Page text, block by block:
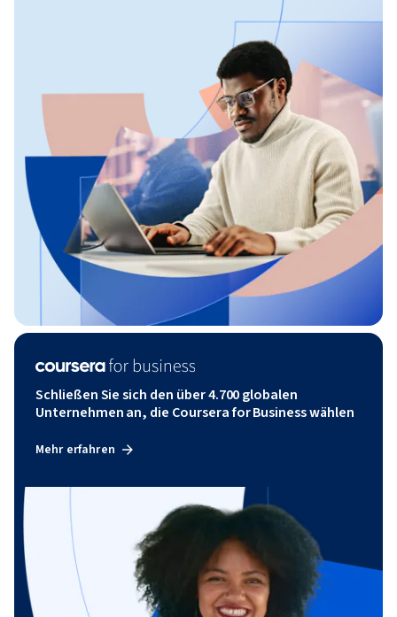
Schließen Sie sich den über 4.700 globalen
Unternehmen an, die Coursera for Business wählen
Mehr erfahren